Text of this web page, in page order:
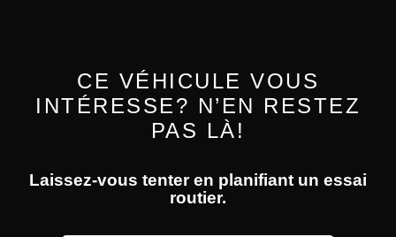
CE VÉHICULE VOUS
INTÉRESSE? N’EN RESTEZ
PAS LÀ!
Laissez-vous tenter en planifiant un essai
routier.